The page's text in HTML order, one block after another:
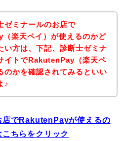
ゼミナールのお店で
楽天ペイ）が使えるのかど
い方は、下記、診断士ゼミナ
イトでRakutenPay（楽天ペ
のかを確認されてみるといい
♪
店でRakutenPayが使えるの
ちらをクリック